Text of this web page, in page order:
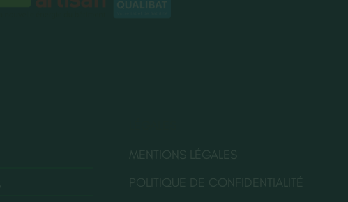
MENTIONS LÉGALES
POLITIQUE DE CONFIDENTIALITÉ